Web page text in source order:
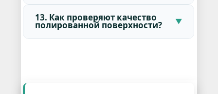
13. Как проверяют качество
полированной поверхности?